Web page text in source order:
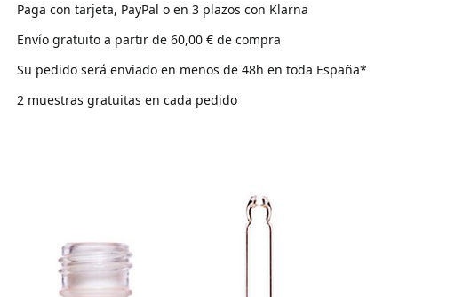
Paga con tarjeta, PayPal o en 3 plazos con Klarna
Envío gratuito a partir de 60,00 € de compra
Su pedido será enviado en menos de 48h en toda España*
2 muestras gratuitas en cada pedido